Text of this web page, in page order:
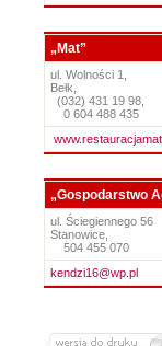
„Mat”
ul. Wolności 1,
Bełk,
(032) 431 19 98,
0 604 488 435
„Gospodarstwo
ul. Ściegiennego 56
Stanowice,
504 455 070
kendzi16@wp.pl